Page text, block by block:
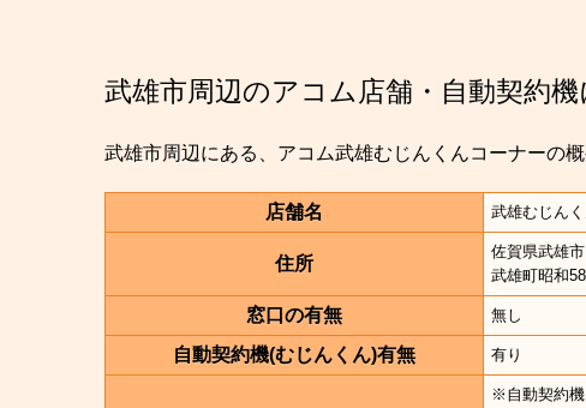
武雄市周辺のアコム店舗・自動契約
武雄市周辺にある、アコム武雄むじんくんコーナーの概
店舗名 武雄むじん
住所
佐賀県武雄市
武雄町昭和58
窓口の有無 無し
自動契約機(むじんくん)有無 有り
※自動契約